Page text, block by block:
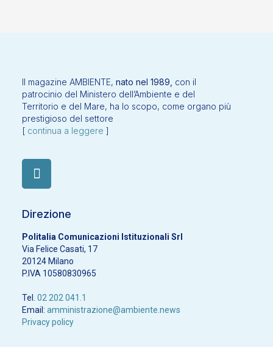
Il magazine AMBIENTE, nato nel 1989, con il
patrocinio del Ministero dell’Ambiente e del
Territorio e del Mare, ha lo scopo, come organo più
prestigioso del settore
[ continua a leggere ]
Direzione
Politalia Comunicazioni Istituzionali Srl
Via Felice Casati, 17
20124 Milano
P.IVA 10580830965
Tel. 02 202 041.1
Email: amministrazione@ambiente.news
Privacy policy